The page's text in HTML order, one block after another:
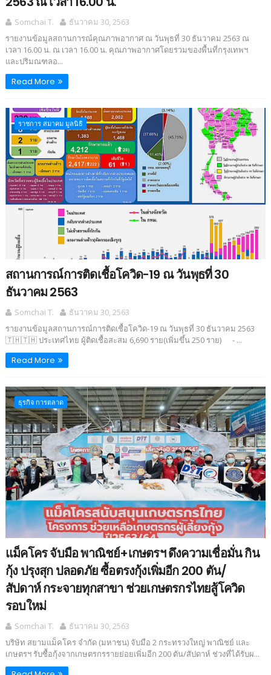
Somchai T.
ธันวาคม 30, 2563
รายงานข้อมูลสถานการณ์คุณภาพอากาศ ณ วันพุธที่ 30 ธันวาคม 2563 ณ
เวลา 16.00 น. ณ เวลา 16.00 น. คุณภาพอากาศโดยรวมของพื้นที่กรุงเทพฯ
และปริมณฑลอ...
Read More
ราชการ สมาคม มูลนิธิ
สถานการณ์การติดเชื้อโควิด-19 ณ วันพุธที่ 30
ธันวาคม 2563
Somchai T.
ธันวาคม 30, 2563
รายงานข้อมูลสถานการณ์การติดเชื้อโควิด-19 ณ วันพุธที่ 30 ธันวาคม 2563
🇹🇭🇹🇭 ประเทศไทย ผู้ติดเชื้อสะสม 6,690 ราย(เพิ่มขึ้น 250 ราย) - ...
Read More
ธุรกิจ การตลาด
แม็คโคร จับมือ พาณิชย์+เกษตรฯ ดึงความเชื่อมั่น กิน
กุ้ง ปรุงสุก ปลอดภัย ซื้อตรงกุ้งเพิ่มอีก 200 ตัน/
สัปดาห์ กระจายทุกสาขา ช่วยเกษตรกรไทยสู้โควิด
รอบใหม่
Somchai T.
ธันวาคม 30, 2563
บริษัท สยามแม็คโคร จำกัด (มหาชน) จับมือ 2 กระทรวงใหญ่ พาณิชย์ และ
เกษตรฯ รับซื้อกุ้งจากเกษตรกรรายย่อยเพิ่มอีก 200 ตัน/สัปดาห์ ช่วงที่ได้รับผ...